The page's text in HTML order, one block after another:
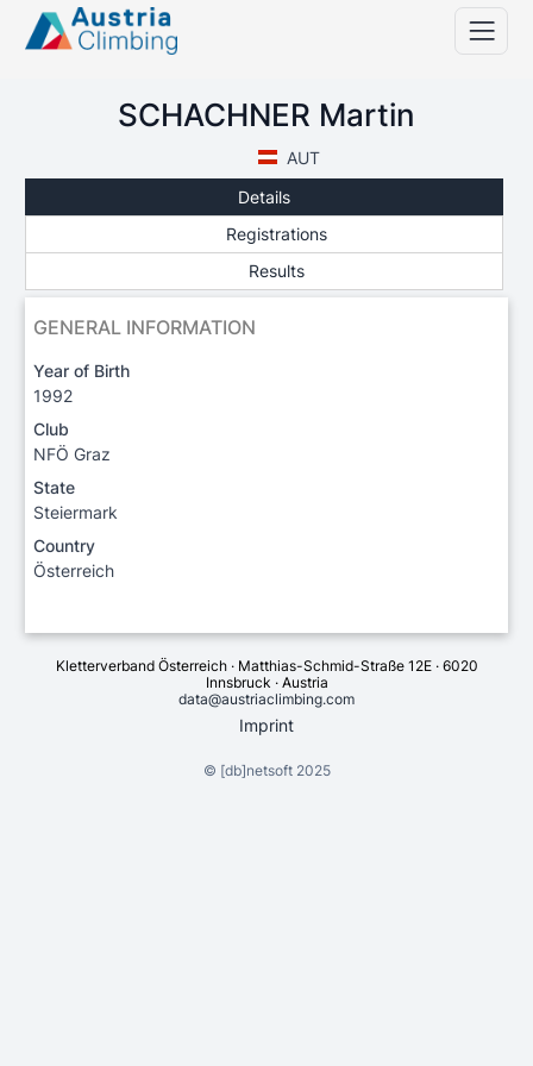
SCHACHNER Martin
AUT
Details
Registrations
Results
GENERAL INFORMATION
Year of Birth
1992
Club
NFÖ Graz
State
Steiermark
Country
Österreich
Kletterverband Österreich · Matthias-Schmid-Straße 12E · 6020
Innsbruck · Austria
data@austriaclimbing.com
Imprint
© [db]netsoft2025